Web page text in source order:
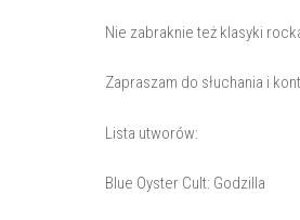
Nie zabraknie też klasyki
Zapraszam do słuchania i
Lista utworów:
Blue Oyster Cult: Godzilla